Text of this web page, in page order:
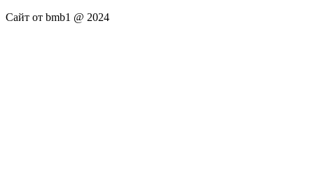
Сайт от bmb1 @ 2024